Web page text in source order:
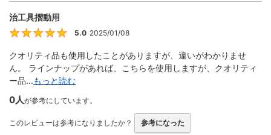
治工具摺動用
5
5.0 2025/01/08
クオリティ品も使用したことがありますが、違いがわかりませ
ん。 ラインナップがあれば、こちらを使用しますが、クオリティ
ー品...もっと読む
0人が参考にしています。
このレビューは参考になりましたか？ 参考になった